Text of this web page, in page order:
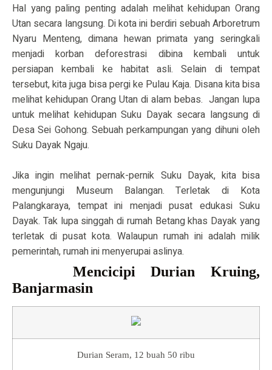
Hal yang paling penting adalah melihat kehidupan Orang
Utan secara langsung. Di kota ini berdiri sebuah Arboretrum
Nyaru Menteng, dimana hewan primata yang seringkali
menjadi korban deforestrasi dibina kembali untuk
persiapan kembali ke habitat asli. Selain di tempat
tersebut, kita juga bisa pergi ke Pulau Kaja. Disana kita bisa
melihat kehidupan Orang Utan di alam bebas. Jangan lupa
untuk melihat kehidupan Suku Dayak secara langsung di
Desa Sei Gohong. Sebuah perkampungan yang dihuni oleh
Suku Dayak Ngaju.
Jika ingin melihat pernak-pernik Suku Dayak, kita bisa
mengunjungi Museum Balangan. Terletak di Kota
Palangkaraya, tempat ini menjadi pusat edukasi Suku
Dayak. Tak lupa singgah di rumah Betang khas Dayak yang
terletak di pusat kota. Walaupun rumah ini adalah milik
pemerintah, rumah ini menyerupai aslinya.
Mencicipi Durian Kruing,
Banjarmasin
Durian Seram, 12 buah 50 ribu